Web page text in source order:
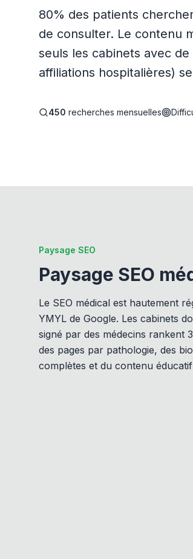
80% des patients
de consulter. Le contenu
seuls les cabinets avec
affiliations hospitalières)
450 recherches mensuelles
Paysage SEO
Paysage SEO
Le SEO médical est hautement
YMYL de Google. Les cabinets
signé par des médecins rankent
des pages par pathologie, des
complètes et du contenu